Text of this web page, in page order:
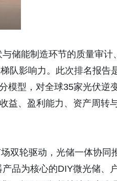
储能制造环节的质量审计
队影响力。此次排名报告
模型，对全球35家光伏逆
益、盈利能力、资产周转
双轮驱动，光储一体协同
品为核心的DIY微光储、